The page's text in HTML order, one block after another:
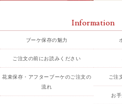
Information
ブーケ保存の魅力
ご注文の前にお読みください
花束保存・アフターブーケのご注文の
流れ
ご注
お